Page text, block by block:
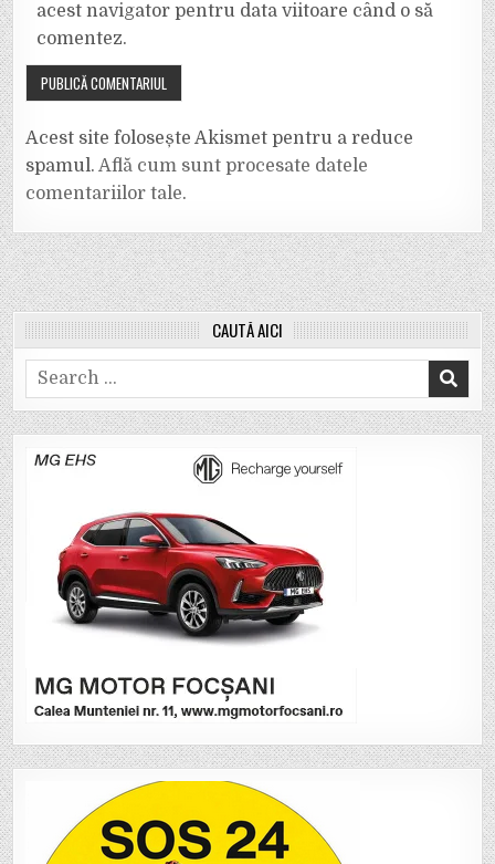
acest navigator pentru data viitoare când o să
comentez.
Acest site folosește Akismet pentru a reduce
spamul.Află cum sunt procesate datele
comentariilor tale.
CAUTĂ AICI
Search
for: